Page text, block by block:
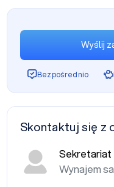
Wyślij
Bezpośrednio
Skontaktuj się z
Sekretariat
Wynajem